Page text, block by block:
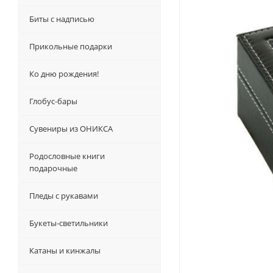
Биты с надписью
Прикольные подарки
Ко дню рождения!
Глобус-бары
Сувениры из ОНИКСА
Родословные книги
подарочные
Пледы с рукавами
Букеты-светильники
Катаны и кинжалы